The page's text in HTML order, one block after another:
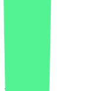
About